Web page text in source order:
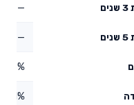
—
—